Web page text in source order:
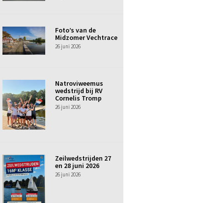
Foto’s van de
Midzomer Vechtrace
26 juni 2026
Natroviweemus
wedstrijd bij RV
Cornelis Tromp
26 juni 2026
Zeilwedstrijden 27
en 28 juni 2026
26 juni 2026